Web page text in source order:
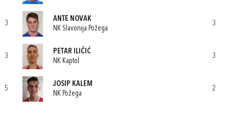
3
ANTE NOVAK
NK Slavonija Požega
3
3
PETAR ILIČIĆ
NK Kaptol
3
5
JOSIP KALEM
NK Požega
2